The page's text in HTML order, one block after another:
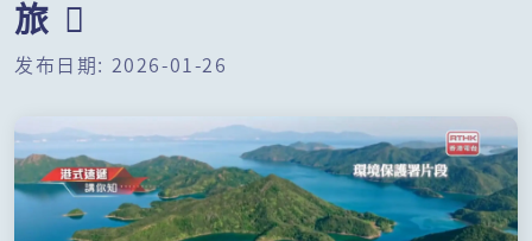
旅 
发布日期: 2026-01-26